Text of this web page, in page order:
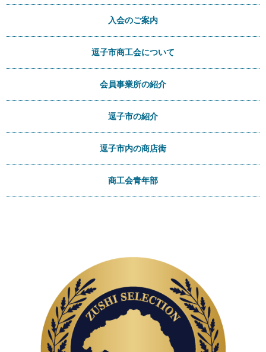
入会のご案内
逗子市商工会について
会員事業所の紹介
逗子市の紹介
逗子市内の商店街
商工会青年部